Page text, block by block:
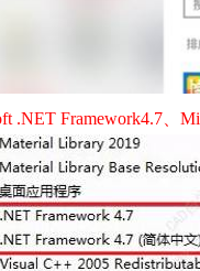
.NET Framework4.7、